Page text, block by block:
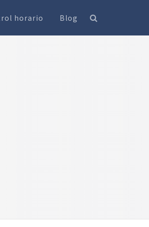
horario Blog